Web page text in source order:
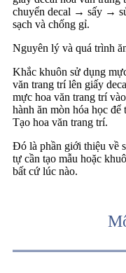
chuyển decal → sấy →
sạch và chống gỉ.
Nguyên lý và quá trình
Khắc khuôn sử dụng
văn trang trí lên giấy
mực hoa văn trang trí
hành ăn mòn hóa học
Tạo hoa văn trang trí.
Đó là phần giới thiệu về
tự cần tạo mẫu hoặc
bất cứ lúc nào.